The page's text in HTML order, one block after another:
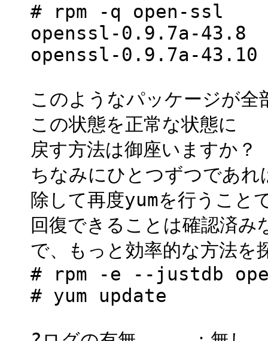
# rpm -q open-ssl
openssl-0.9.7a-43.8
openssl-0.9.7a-43.10
このようなパッケージが
この状態を正常な状態に
戻す方法は御座いますか？
ちなみにひとつずつであ
除して再度yumを行うこと
回復できることは確認済
で、もっと効率的な方法を
# rpm -e --justdb
# yum update